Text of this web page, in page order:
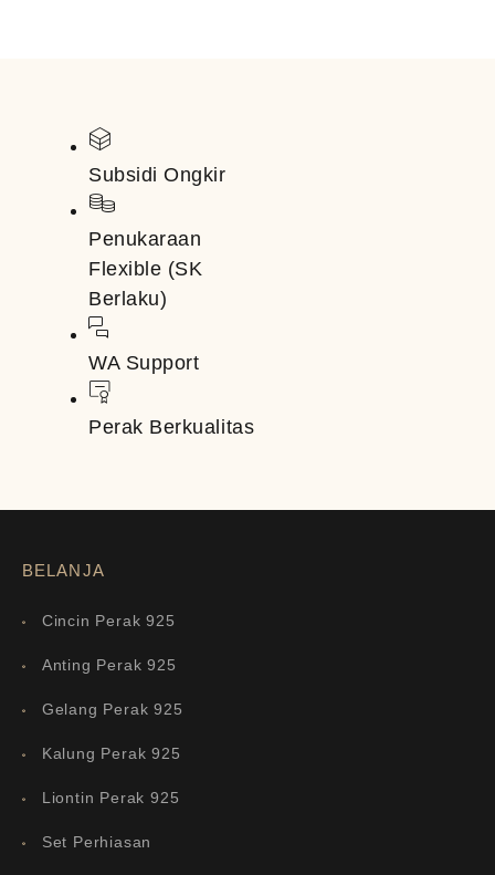
Subsidi Ongkir
Penukaraan
Flexible (SK
Berlaku)
WA Support
Perak Berkualitas
BELANJA
Cincin Perak 925
Anting Perak 925
Gelang Perak 925
Kalung Perak 925
Liontin Perak 925
Set Perhiasan